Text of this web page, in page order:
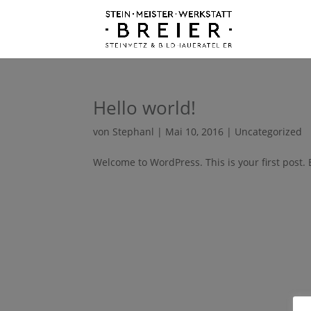
Hello world!
von Stephanl | Mai 10, 2016 | Uncategorized
Welcome to WordPress. This is your first